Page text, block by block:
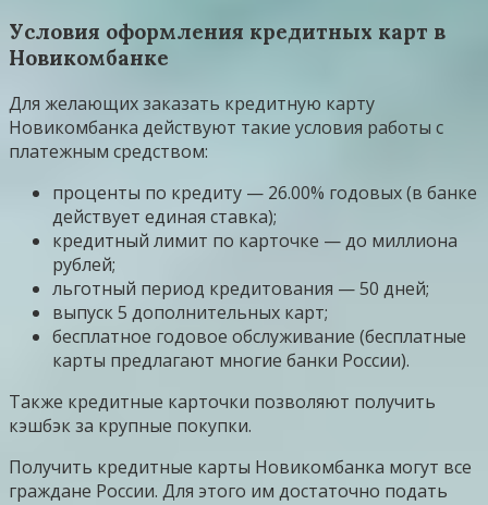
Условия оформления кредитных карт в
Новикомбанке
Для желающих заказать кредитную карту
Новикомбанка действуют такие условия работы с
платежным средством:
проценты по кредиту — 26.00% годовых (в банке
действует единая ставка);
кредитный лимит по карточке — до миллиона
рублей;
льготный период кредитования — 50 дней;
выпуск 5 дополнительных карт;
бесплатное годовое обслуживание (бесплатные
карты предлагают многие банки России).
Также кредитные карточки позволяют получить
кэшбэк за крупные покупки.
Получить кредитные карты Новикомбанка могут все
граждане России. Для этого им достаточно подать